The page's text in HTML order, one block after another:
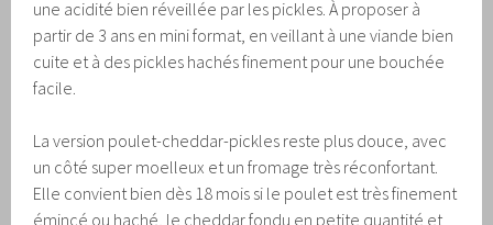
une acidité bien réveillée par les pickles. À proposer à
partir de 3 ans en mini format, en veillant à une viande bien
cuite et à des pickles hachés finement pour une bouchée
facile.
La version poulet-cheddar-pickles reste plus douce, avec
un côté super moelleux et un fromage très réconfortant.
Elle convient bien dès 18 mois si le poulet est très finement
émincé ou haché, le cheddar fondu en petite quantité et